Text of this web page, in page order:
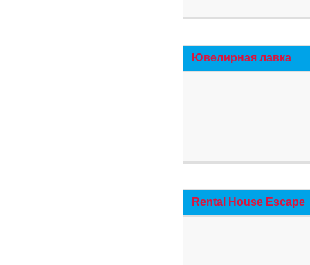
Ювелирная лавка
Rental House Escape